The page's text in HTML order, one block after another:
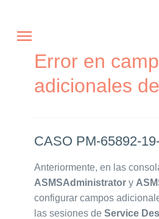
Error en
adicionales
CASO PM-65892-
Anteriormente, en las
ASMSAdministrator y
configurar campos
las sesiones de Service